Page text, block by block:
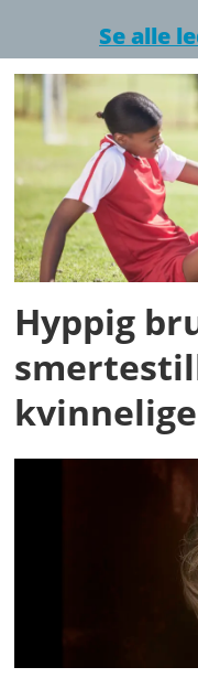
Se alle
Hyppig